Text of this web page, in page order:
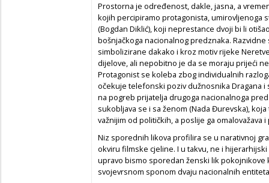
Prostorna je određenost, dakle, jasna, a
kojih percipiramo protagonista, umirovljenoga
(Bogdan Diklić), koji neprestance dvoji bi li
bošnjačkoga nacionalnog predznaka.
simbolizirane dakako i kroz motiv rijeke
dijelove, ali nepobitno je da se moraju prijeći
Protagonist se koleba zbog individualnih
očekuje telefonski poziv dužnosnika Dragana
na pogreb prijatelja drugoga nacionalnoga
sukobljava se i sa ženom (Nada Đurevska),
važnijim od političkih, a poslije ga omalovažava
Niz sporednih likova profilira se u narativnoj
okviru filmske cjeline. I u takvu, ne i
upravo bismo sporedan ženski lik pokojnikove
svojevrsnom sponom dvaju nacionalnih